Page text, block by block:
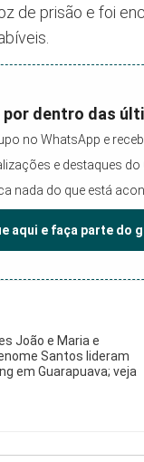
de prisão e foi
por dentro das
no WhatsApp e
e destaques do
nada do que está
aqui e faça parte do
João e Maria e
Santos lideram
em Guarapuava; veja